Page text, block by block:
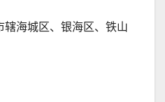
海城区、银海区、铁山